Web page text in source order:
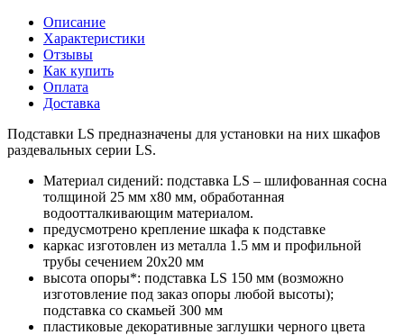
Описание
Характеристики
Отзывы
Как купить
Оплата
Доставка
Подставки LS предназначены для установки на них шкафов
раздевальных серии LS.
Материал сидений: подставка LS – шлифованная сосна
толщиной 25 мм х80 мм, обработанная
водоотталкивающим материалом.
предусмотрено крепление шкафа к подставке
каркас изготовлен из металла 1.5 мм и профильной
трубы сечением 20х20 мм
высота опоры*: подставка LS 150 мм (возможно
изготовление под заказ опоры любой высоты);
подставка со скамьей 300 мм
пластиковые декоративные заглушки черного цвета